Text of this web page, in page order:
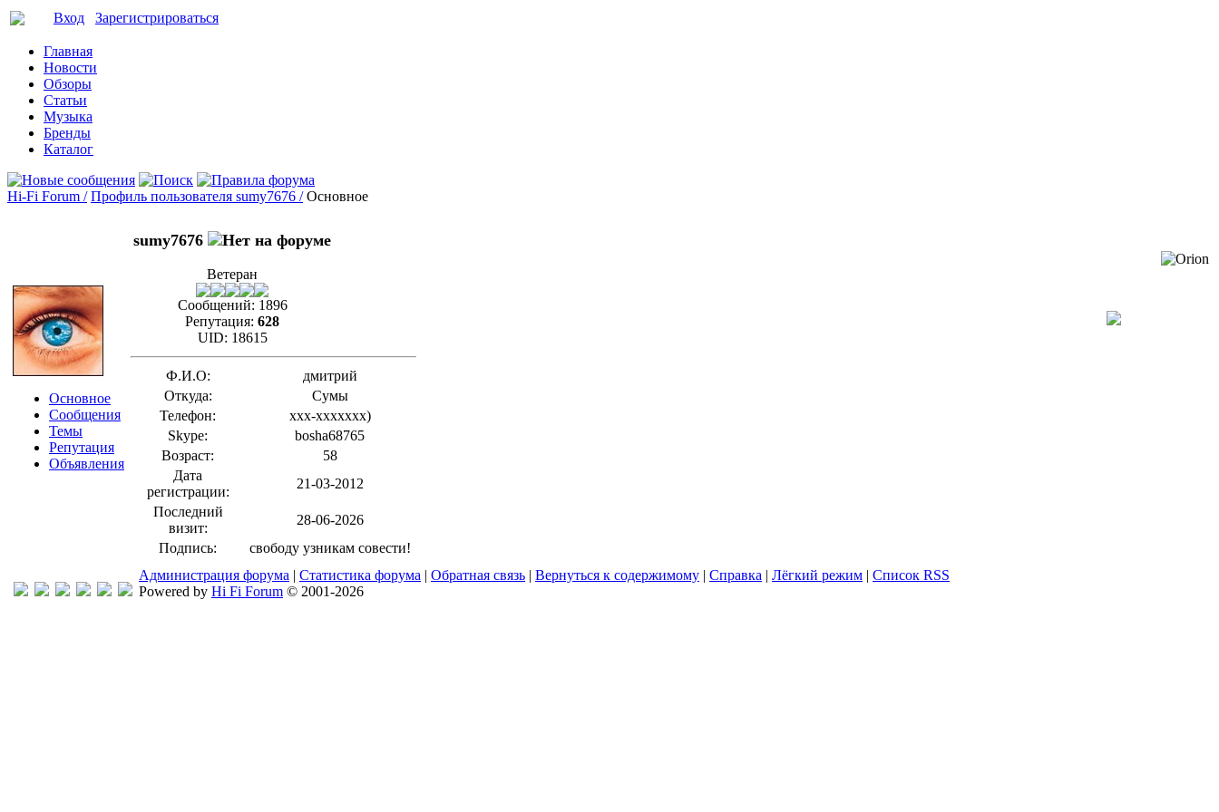
Вход Зарегистрироваться
Главная
Новости
Обзоры
Статьи
Музыка
Бренды
Каталог
Hi-Fi Forum / Профиль пользователя sumy7676 / Основное
Основное
Сообщения
Темы
Репутация
Объявления
sumy7676
Ветеран
Сообщений: 1896
Репутация: 628
UID: 18615
Ф.И.О:
дмитрий
Откуда:
Сумы
Телефон:
xxx-xxxxxxx)
Skype:
bosha68765
Возраст:
58
Дата
регистрации:
21-03-2012
Последний
визит:
28-06-2026
Подпись:
свободу узникам совести!
Администрация форума | Статистика форума | Обратная связь | Вернуться к содержимому | Справка | Лёгкий режим | Список RSS
Powered by Hi Fi Forum © 2001-2026